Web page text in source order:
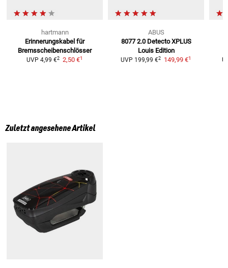
hartmann
Erinnerungskabel für
Bremsscheibenschlösser
UVP 4,99 €2 2,50 €1
ABUS
8077 2.0 Detecto XPLUS
Louis Edition
UVP 199,99 €2 149,99 €1
Zuletzt angesehene Artikel